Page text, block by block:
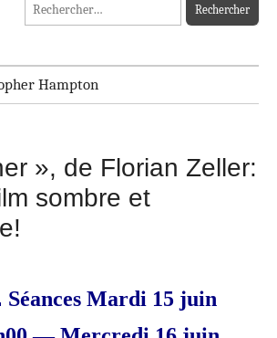
Rechercher :
Hampton
», de Florian Zeller:
sombre et
Séances Mardi 15 juin